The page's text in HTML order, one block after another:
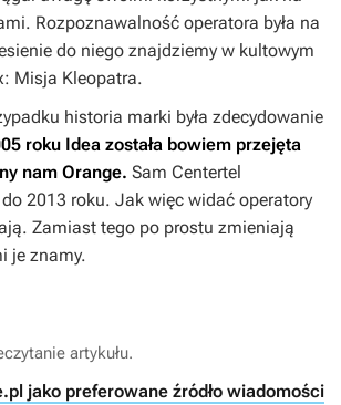
Rozpoznawalność operatora była na
do niego znajdziemy w kultowym
Misja Kleopatra.
historia marki była zdecydowanie
roku Idea została bowiem przejęta
nam Orange. Sam Centertel
do 2013 roku. Jak więc widać operatory
Zamiast tego po prostu zmieniają
je znamy.
artykułu.
jako preferowane źródło wiadomości